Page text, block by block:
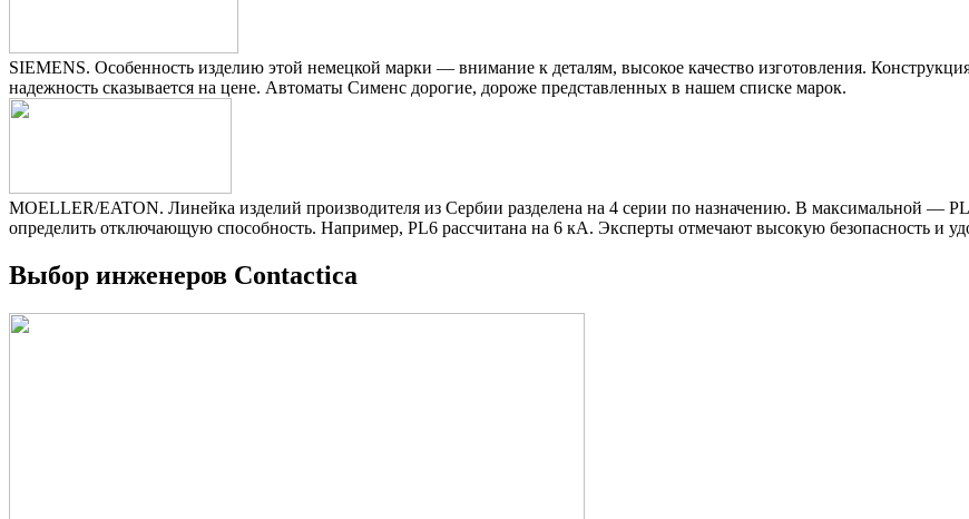
SIEMENS. Особенность изделию этой немецкой марки — внимание к деталям, высокое качество изготовления.
надежность сказывается на цене. Автоматы Сименс дорогие, дороже представленных в нашем списке марок.
MOELLER/EATON. Линейка изделий производителя из Сербии разделена на 4 серии по назначению. В максимальной —
определить отключающую способность. Например, PL6 рассчитана на 6 кА. Эксперты отмечают высокую безопасность и
Выбор инженеров Contactica